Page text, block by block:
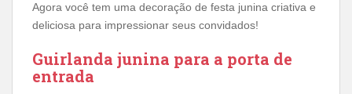
Agora você tem uma decoração de festa junina criativa e
deliciosa para impressionar seus convidados!
Guirlanda junina para a porta de
entrada